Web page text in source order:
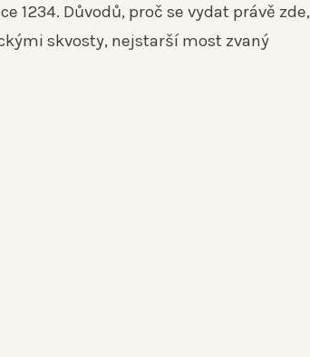
1234. Důvodů, proč se vydat právě zde,
skvosty, nejstarší most zvaný